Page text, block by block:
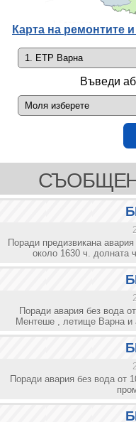
Карта на ремонтите
Въведи
Поради предизвикана
около 1630 ч.
Поради авария без вода
Ментеше , летище Варна и
Поради авария без вода от